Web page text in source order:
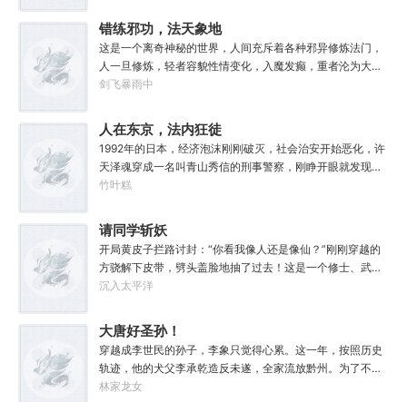
不仅能够和光一样大，甚至还能遮住光！”“我们从不敲诈勒
索任何人，我们赚到的每一分钱，在良心上都能过的去。”如
果有人在夜晚敲响你的房门，他们要么为你带来我的问候，
要么为你的狂妄带来毁灭。至于你会得到什么，这要看你怎
么选，我的朋友！
错练邪功，法天象地
这是一个离奇神秘的世界，人间充斥着各种邪异修炼法门，
人一旦修炼，轻者容貌性情变化，入魔发癫，重者沦为大
药，供邪魔采食……段云穿越而来，意外得到一本大药功法
的情况下，让这功法脱胎换骨，玉剑指路，洞穿一切。后来
他学成的功法越来越多，怀揣“达者兼济天下”的理念，段云
从不藏私，传武天下。谁曾想……“段魔头误我！他告诉我这
桩功滋阴壮阳，如今我却只能蹲着尿尿，呜呜......”“这本《七
分归元气》是那魔头教的我，我如今不是被杀就是踩屎，神
万妙宫的仙子本来要举宫飞天的，结果却一夜间入了魔，沦
为妖女，这都是段老魔的手笔！”……段云很是不解，自己不
过练练武，传传功，偶尔法天象地一下，怎么就成了罄竹难
书的魔头了呢？这是污蔑！同样的功法，为什么我就没有问
剑飞暴雨中
人在东京，法内狂徒
1992年的日本，经济泡沫刚刚破灭，社会治安开始恶化，许
天泽魂穿成一名叫青山秀信的刑事警察，刚睁开眼就发现自
己正被五花大绑着……新世纪初有权威杂志称：从90年代开
位传奇人物。对此部分日本国民表示：八嘎！我们宁愿再失
去100年也不想要这个国贼！
竹叶糕
请同学斩妖
开局黄皮子拦路讨封：“你看我像人还是像仙？”刚刚穿越的
方骁解下皮带，劈头盖脸地抽了过去！这是一个修士、武者
和凡人并存，妖魔鬼怪横行的危险世界。幸好方骁带来的物
刺】【破甲、流血、伤蚀】【铜头皮带】【疼痛、恐惧、断
骨】【赤子心册】【万武不惑、万法不入、万邪不侵】
【……】杀死妖怪就能得到经验，修炼功法可以加点晋升。
方骁由此踏上了一条斩妖除魔、日月换新的逆天之路！
————————“方骁同学，大事不妙，上古妖皇出世
沉入太平洋
大唐好圣孙！
穿越成李世民的孙子，李象只觉得心累。这一年，按照历史
轨迹，他的犬父李承乾造反未遂，全家流放黔州。为了不被
犬父连累，李象决定先一步对东宫夫子发动激昂！你不是喜
林家龙女